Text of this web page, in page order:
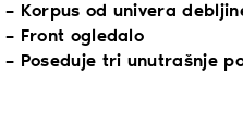
– Korpus od univera
– Front ogledalo
– Poseduje tri unutrašnje